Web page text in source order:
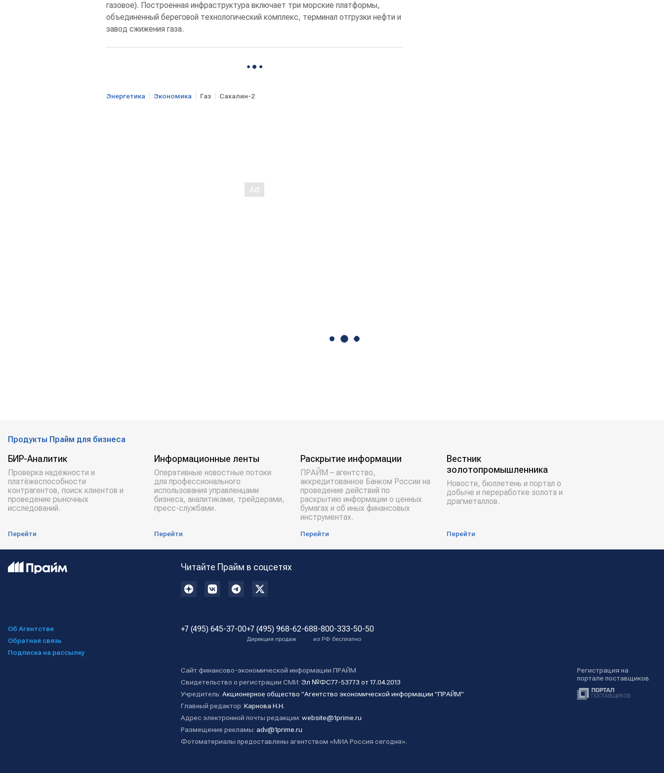
газовое). Построенная инфраструктура включает три морские платформы,
объединенный береговой технологический комплекс, терминал отгрузки нефти и
завод сжижения газа.
Энергетика Экономика Газ Сахалин-2
Продукты Прайм для бизнеса
БИР-Аналитик
Проверка надёжности и
платёжеспособности
контрагентов, поиск клиентов и
проведение рыночных
исследований.
Перейти
Информационные ленты
Оперативные новостные потоки
для профессионального
использования управленцами
бизнеса, аналитиками, трейдерами,
пресс-службами.
Перейти
Раскрытие информации
ПРАЙМ – агентство,
аккредитованное Банком России на
проведение действий по
раскрытию информации о ценных
бумагах и об иных финансовых
инструментах.
Перейти
Вестник
золотопромышленника
Новости, бюллетень и портал о
добыче и переработке золота и
драгметаллов.
Перейти
Читайте Прайм в соцсетях
Об Агентстве
Обратная связь
Подписка на рассылку
+7 (495) 645-37-00+7 (495) 968-62-68
Дирекция продаж
8-800-333-50-50
из РФ бесплатно
Сайт финансово-экономической информации ПРАЙМ
Свидетельство о регистрации СМИ: Эл №ФС77-53773 от 17.04.2013
Учредитель: Акционерное общество "Агентство экономической информации "ПРАЙМ"
Главный редактор: Карнова Н.Н.
Адрес электронной почты редакции: website@1prime.ru
Размещение рекламы: adv@1prime.ru
Фотоматериалы предоставлены агентством «МИА Россия сегодня».
Регистрация на
портале поставщиков